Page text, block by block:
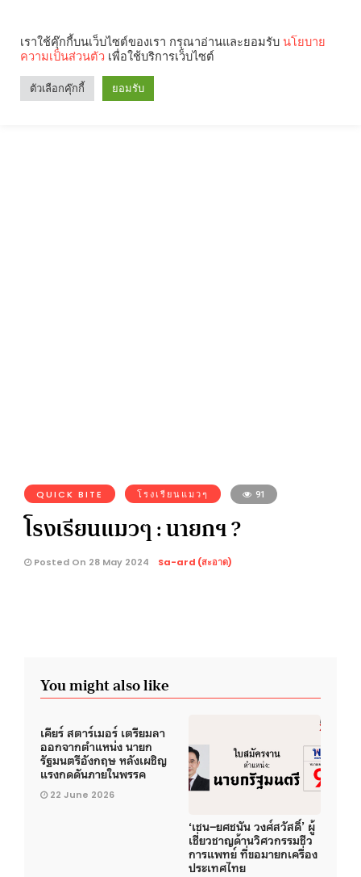
QUICK BITE โรงเรียนแมวๆ 91
โรงเรียนแมวๆ : นายกฯ ?
Posted On 28 May 2024 Sa-ard (สะอาด)
You might also like
เคียร์ สตาร์เมอร์ เตรียมลา
ออกจากตำแหน่ง นายก
รัฐมนตรีอังกฤษ หลังเผชิญ
แรงกดดันภายในพรรค
22 June 2026
‘เชน–ยศชนัน วงศ์สวัสดิ์’ ผู้
เชี่ยวชาญด้านวิศวกรรมชีว
การแพทย์ ที่ขอมายกเครื่อง
ประเทศไทย
เราใช้คุ๊กกี้บนเว็บไซต์ของเรา กรุณาอ่านและยอมรับ นโยบาย
ความเป็นส่วนตัว เพื่อใช้บริการเว็บไซต์
ตัวเลือกคุ๊กกี้ ยอมรับ